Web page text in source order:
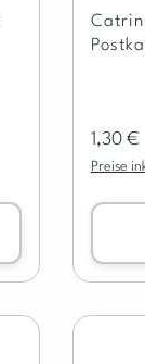
Catrin
1,30 €
Preise